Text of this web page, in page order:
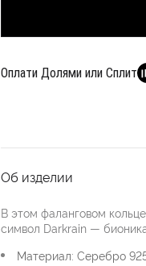
Оплати Долями или Сплит
Об изделии
В этом фаланговом
символ Darkrain —
Материал: Серебро